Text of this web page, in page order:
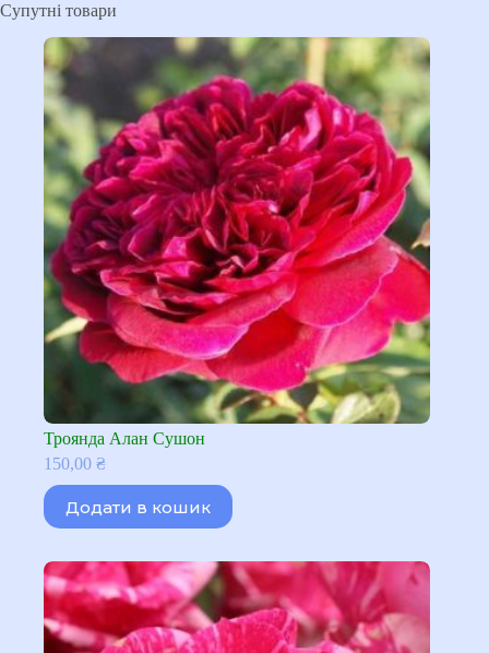
Супутні товари
Троянда Алан Сушон
150,00 ₴
Додати в кошик